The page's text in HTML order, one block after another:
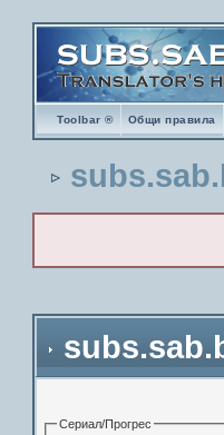
Toolbar ® Общи правила
Сериал/Прогрес